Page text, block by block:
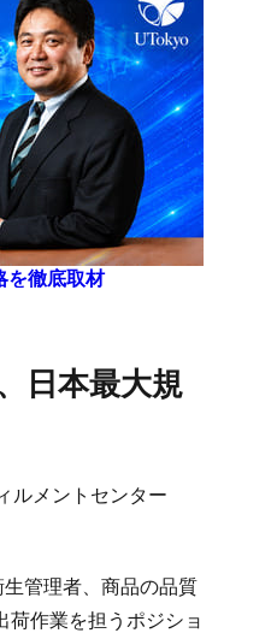
を徹底取材
ルメントセンター
管理者、商品の品質
作業を担うポジショ